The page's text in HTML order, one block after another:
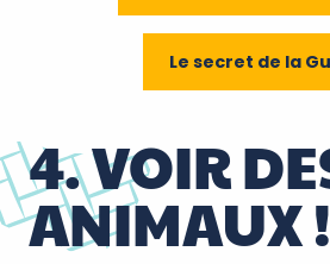
Le secret de la
4. VOIR
ANIMAUX !